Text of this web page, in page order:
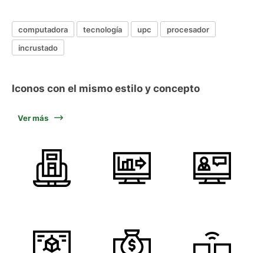
computadora tecnología upc
procesador
incrustado
Iconos con el mismo estilo y concepto
Ver más